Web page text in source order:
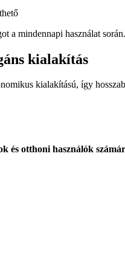
a mindennapi használat során.
kialakítás
kialakítású, így
és otthoni használók